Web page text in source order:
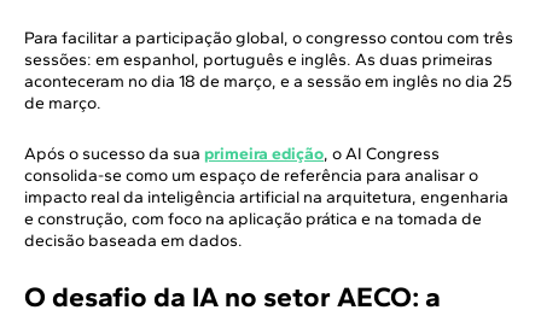
Para facilitar a participação global, o congresso contou com três
sessões: em espanhol, português e inglês. As duas primeiras
aconteceram no dia 18 de março, e a sessão em inglês no dia 25
de março.
Após o sucesso da sua primeira edição, o AI Congress
consolida-se como um espaço de referência para analisar o
impacto real da inteligência artificial na arquitetura, engenharia
e construção, com foco na aplicação prática e na tomada de
decisão baseada em dados.
O desafio da IA no setor AECO: a